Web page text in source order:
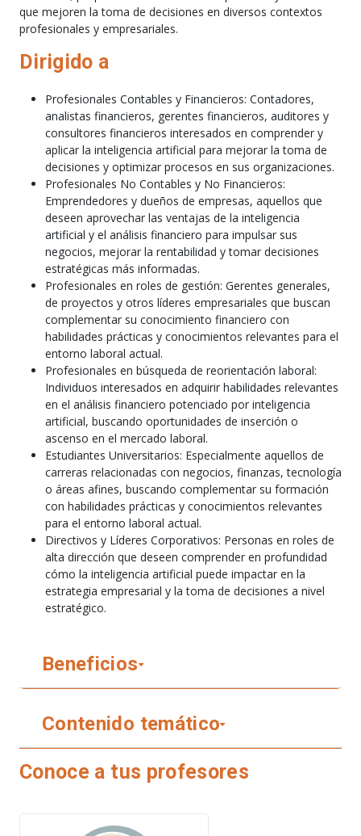
que mejoren la toma de decisiones en diversos contextos
profesionales y empresariales.
Dirigido a
Profesionales Contables y Financieros: Contadores,
analistas financieros, gerentes financieros, auditores y
consultores financieros interesados en comprender y
aplicar la inteligencia artificial para mejorar la toma de
decisiones y optimizar procesos en sus organizaciones.
Profesionales No Contables y No Financieros:
Emprendedores y dueños de empresas, aquellos que
deseen aprovechar las ventajas de la inteligencia
artificial y el análisis financiero para impulsar sus
negocios, mejorar la rentabilidad y tomar decisiones
estratégicas más informadas.
Profesionales en roles de gestión: Gerentes generales,
de proyectos y otros líderes empresariales que buscan
complementar su conocimiento financiero con
habilidades prácticas y conocimientos relevantes para el
entorno laboral actual.
Profesionales en búsqueda de reorientación laboral:
Individuos interesados en adquirir habilidades relevantes
en el análisis financiero potenciado por inteligencia
artificial, buscando oportunidades de inserción o
ascenso en el mercado laboral.
Estudiantes Universitarios: Especialmente aquellos de
carreras relacionadas con negocios, finanzas, tecnología
o áreas afines, buscando complementar su formación
con habilidades prácticas y conocimientos relevantes
para el entorno laboral actual.
Directivos y Líderes Corporativos: Personas en roles de
alta dirección que deseen comprender en profundidad
cómo la inteligencia artificial puede impactar en la
estrategia empresarial y la toma de decisiones a nivel
estratégico.
Beneficios
Contenido temático
Conoce a tus profesores